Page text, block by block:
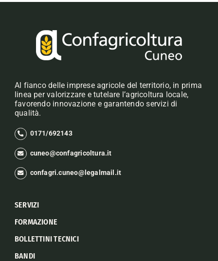
Al fianco delle imprese agricole del territorio, in prima
linea per valorizzare e tutelare l’agricoltura locale,
favorendo innovazione e garantendo servizi di
qualità.
0171/692143
cuneo@confagricoltura.it
confagri.cuneo@legalmail.it
SERVIZI
FORMAZIONE
BOLLETTINI TECNICI
BANDI